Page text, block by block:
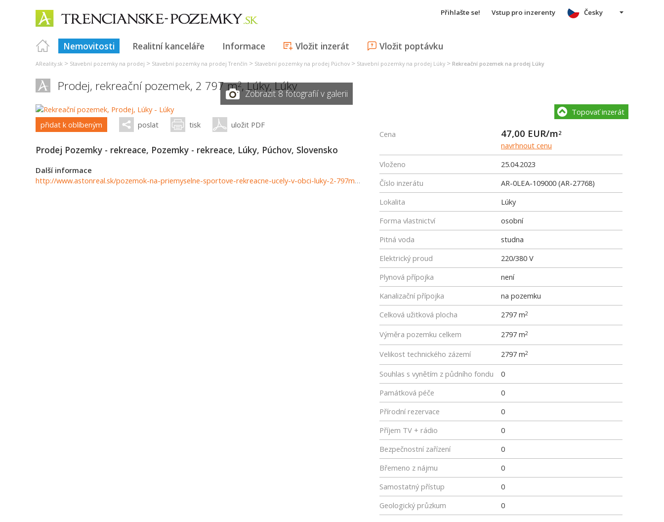
Přihlašte se! Vstup pro inzerenty
Nemovitosti Realitní kanceláře Informace Vložit inzerát Vložit poptávku
Česky
AReality.sk > Stavební pozemky na prodej > Stavební pozemky na prodej Trenčín > Stavební pozemky na prodej Púchov > Stavební pozemky na prodej Lúky > Rekreační pozemek na prodej Lúky
Prodej, rekreační pozemek, 2 797 m2,Lúky,Lúky
Zobrazit 8 fotografií v galerii
přidat k oblíbeným poslat tisk uložit PDF
Prodej Pozemky - rekreace, Pozemky - rekreace, Lúky, Púchov, Slovensko
Další informace
http://www.astonreal.sk/pozemok-na-priemyselne-sportove-rekreacne-ucely-v-obci-luky-2-797m2-736302
Topovať inzerát
Cena 47,00 EUR/m2
navrhnout cenu
Vloženo
25.04.2023
Číslo inzerátu
AR-0LEA-109000 (AR-27768)
Lokalita
Lúky
Forma vlastnictví
osobní
Pitná voda
studna
Elektrický proud
220/380 V
Plynová přípojka
není
Kanalizační přípojka
na pozemku
Celková užitková plocha
2797 m2
Výměra pozemku celkem 2797 m2
Velikost technického zázemí 2797 m2
Souhlas s vynětím z půdního fondu
0
Památková péče
0
Přírodní rezervace
0
Příjem TV + rádio
0
Bezpečnostní zařízení
0
Břemeno z nájmu
0
Samostatný přístup
0
Geologický průzkum
0